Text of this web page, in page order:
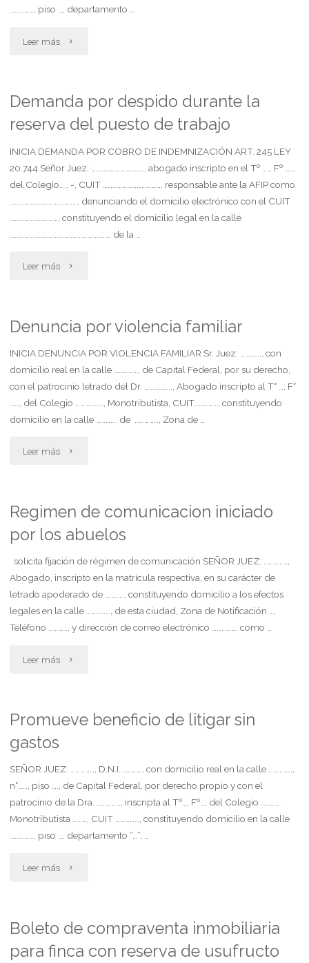
……………, piso …, departamento …
Leer más "Daños
perjuicios.
acuerdo
transaccional"
Demanda por despido durante la
reserva del puesto de trabajo
INICIA DEMANDA POR COBRO DE INDEMNIZACIÓN ART. 245 LEY
20.744 Señor Juez: ……………………………, abogado inscripto en el Tº …… Fº ……
del Colegio….. -, CUIT ………………………………, responsable ante la AFIP como
……………………………………, denunciando el domicilio electrónico con el CUIT
…………………………, constituyendo el domicilio legal en la calle
……………………………………………………… de la …
Leer más "Demanda
despido
la
reserva
trabajo"
Denuncia por violencia familiar
INICIA DENUNCIA POR VIOLENCIA FAMILIAR Sr. Juez: …………., con
domicilio real en la calle ……………, de Capital Federal, por su derecho,
con el patrocinio letrado del Dr. …………….., Abogado inscripto al T° …, F°
……, del Colegio …………….., Monotributista, CUIT……………, constituyendo
domicilio en la calle …………. de ……………, Zona de …
Leer más "Denuncia
violencia
familiar"
Regimen de comunicacion iniciado
por los abuelos
solicita fijación de régimen de comunicación SEÑOR JUEZ: ……………,
Abogado, inscripto en la matrícula respectiva, en su carácter de
letrado apoderado de …………, constituyendo domicilio a los efectos
legales en la calle ……………, de esta ciudad, Zona de Notificación …,
Teléfono …………, y dirección de correo electrónico ……………, como …
Leer más "Regimen
comunicacion
por
los
abuelos"
Promueve beneficio de litigar sin
gastos
SEÑOR JUEZ: ……………, D.N.I. …………, con domicilio real en la calle ……………,
n°……, piso …., de Capital Federal, por derecho propio y con el
patrocinio de la Dra. ……………, inscripta al Tº…, Fº…, del Colegio ………….
Monotributista ………, CUIT ……………, constituyendo domicilio en la calle
……………, piso …, departamento “…”, …
Leer más "Promueve
de
litigar
Boleto de compraventa inmobiliaria
para finca con reserva de usufructo